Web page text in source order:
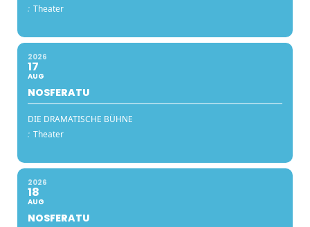
: Theater
2026
17
AUG
NOSFERATU
DIE DRAMATISCHE BÜHNE
: Theater
2026
18
AUG
NOSFERATU